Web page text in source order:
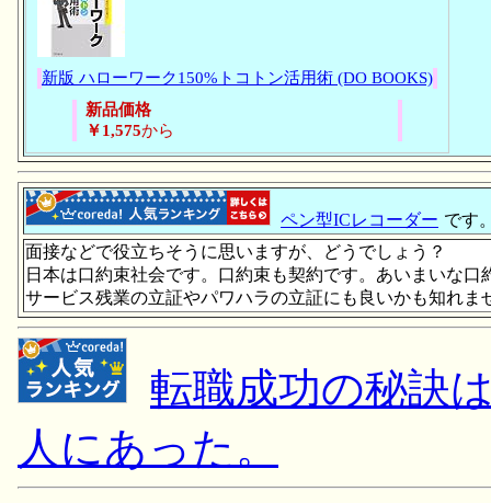
新版 ハローワーク150%トコトン活用術 (DO BOOKS)
新品価格
￥1,575から
ペン型ICレコーダー です
面接などで役立ちそうに思いますが、どうでしょう？
日本は口約束社会です。口約束も契約です。あいまいな
サービス残業の立証やパワハラの立証にも良いかも知れま
転職成功の秘訣
人にあった。